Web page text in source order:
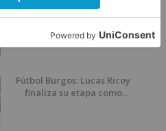
SODEBUR pone el broche de oro
a la participación de la provincia
de Burgos en FITUR
Fútbol Burgos: Lucas Ricoy
finaliza su etapa como